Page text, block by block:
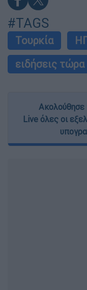
#TAGS
Τουρκία
ειδήσεις τώρα
Ακολούθησε
Live όλες οι